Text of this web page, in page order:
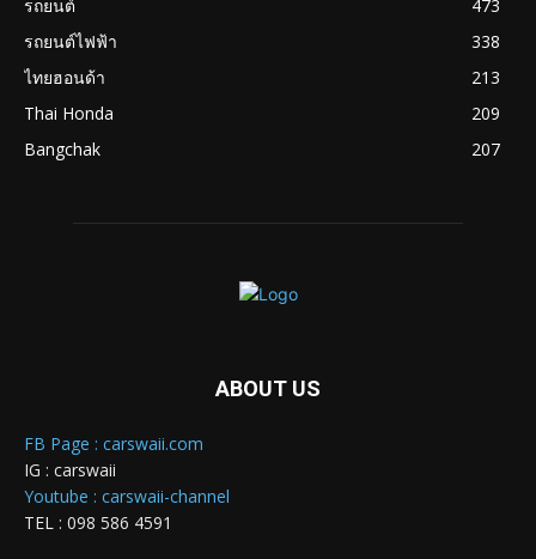
รถยนต์
473
รถยนต์ไฟฟ้า
338
ไทยฮอนด้า
213
Thai Honda
209
Bangchak
207
ABOUT US
FB Page : carswaii.com
IG : carswaii
Youtube : carswaii-channel
TEL : 098 586 4591